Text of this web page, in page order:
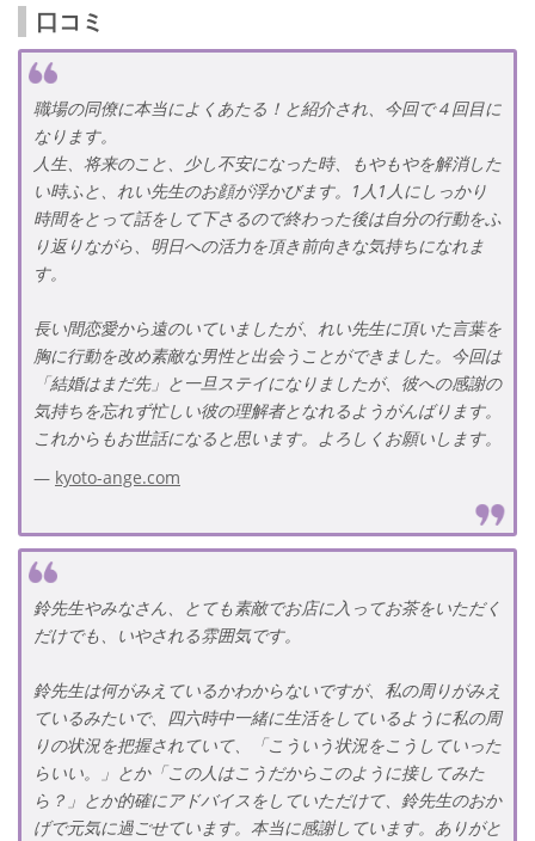
口コミ
職場の同僚に本当によくあたる！と紹介され、今回で４回目に
なります。
人生、将来のこと、少し不安になった時、もやもやを解消した
い時ふと、れい先生のお顔が浮かびます。1人1人にしっかり
時間をとって話をして下さるので終わった後は自分の行動をふ
り返りながら、明日への活力を頂き前向きな気持ちになれま
す。
長い間恋愛から遠のいていましたが、れい先生に頂いた言葉を
胸に行動を改め素敵な男性と出会うことができました。今回は
「結婚はまだ先」と一旦ステイになりましたが、彼への感謝の
気持ちを忘れず忙しい彼の理解者となれるようがんばります。
これからもお世話になると思います。よろしくお願いします。
kyoto-ange.com
鈴先生やみなさん、とても素敵でお店に入ってお茶をいただく
だけでも、いやされる雰囲気です。
鈴先生は何がみえているかわからないですが、私の周りがみえ
ているみたいで、四六時中一緒に生活をしているように私の周
りの状況を把握されていて、「こういう状況をこうしていった
らいい。」とか「この人はこうだからこのように接してみた
ら？」とか的確にアドバイスをしていただけて、鈴先生のおか
げで元気に過ごせています。本当に感謝しています。ありがと